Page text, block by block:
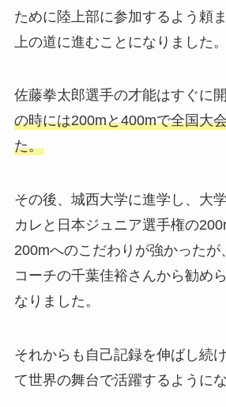
ために陸上部に参加するよう頼
上の道に進むことになりました。
佐藤拳太郎選手の才能はすぐに開
の時には200mと400mで全国大
た。
その後、城西大学に進学し、大
カレと日本ジュニア選手権の
200mへのこだわりが強かったが
コーチの千葉佳裕さんから勧め
なりました。
それからも自己記録を伸ばし続
て世界の舞台で活躍するようにな